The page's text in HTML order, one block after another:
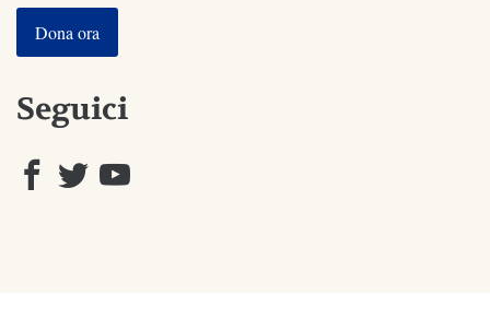
Dona ora
Seguici